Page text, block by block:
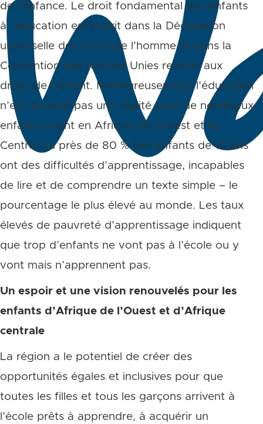
de l’enfance. Le droit fondamental des enfants
à l’éducation est inscrit dans la Déclaration
universelle des droits de l’homme et dans la
Convention des Nations Unies relative aux
droits de l’enfant. Malheureusement, l’éducation
n’est souvent pas une réalité pour de nombreux
enfants vivant en Afrique de l’Ouest et du
Centre, où près de 80 % des enfants de 10 ans
ont des difficultés d’apprentissage, incapables
de lire et de comprendre un texte simple – le
pourcentage le plus élevé au monde. Les taux
élevés de pauvreté d’apprentissage indiquent
que trop d’enfants ne vont pas à l’école ou y
vont mais n’apprennent pas.
Un espoir et une vision renouvelés pour les
enfants d’Afrique de l’Ouest et d’Afrique
centrale
La région a le potentiel de créer des
opportunités égales et inclusives pour que
toutes les filles et tous les garçons arrivent à
l’école prêts à apprendre, à acquérir un